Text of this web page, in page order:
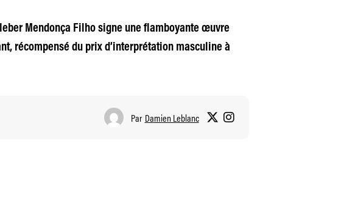
Mendonça Filho signe une flamboyante œuvre
récompensé du prix d’interprétation masculine à
Par Damien Leblanc